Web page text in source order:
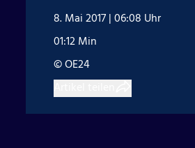
8. Mai 2017 | 06:08 Uhr
01:12 Min
© OE24